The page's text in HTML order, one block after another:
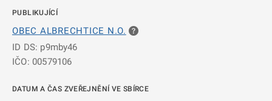
PUBLIKUJÍCÍ
OBEC ALBRECHTICE N.O.
ID DS: p9mby46
IČO: 00579106
DATUM A ČAS ZVEŘEJNĚNÍ VE SBÍRCE